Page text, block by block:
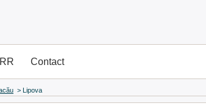
Contact
> Lipova